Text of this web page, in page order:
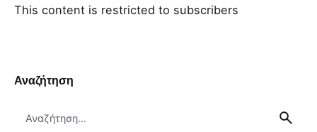
This content is restricted to subscribers
Αναζήτηση
for